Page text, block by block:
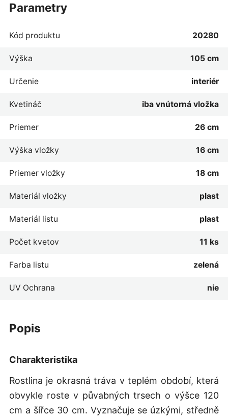
popis
Charakteristika
Rostlina je okrasná tráva v teplém období, která
obvykle roste v půvabných trsech o výšce 120
cm a šířce 30 cm. Vyznačuje se úzkými, středně
parametry
Kód produktu 20280
Výška 105 cm
Určenie interiér
Kvetináč iba vnútorná vložka
Priemer 26 cm
Výška vložky 16 cm
Priemer vložky 18 cm
Materiál vložky plast
Materiál listu plast
Počet kvetov 11 ks
Farba listu zelená
UV Ochrana nie